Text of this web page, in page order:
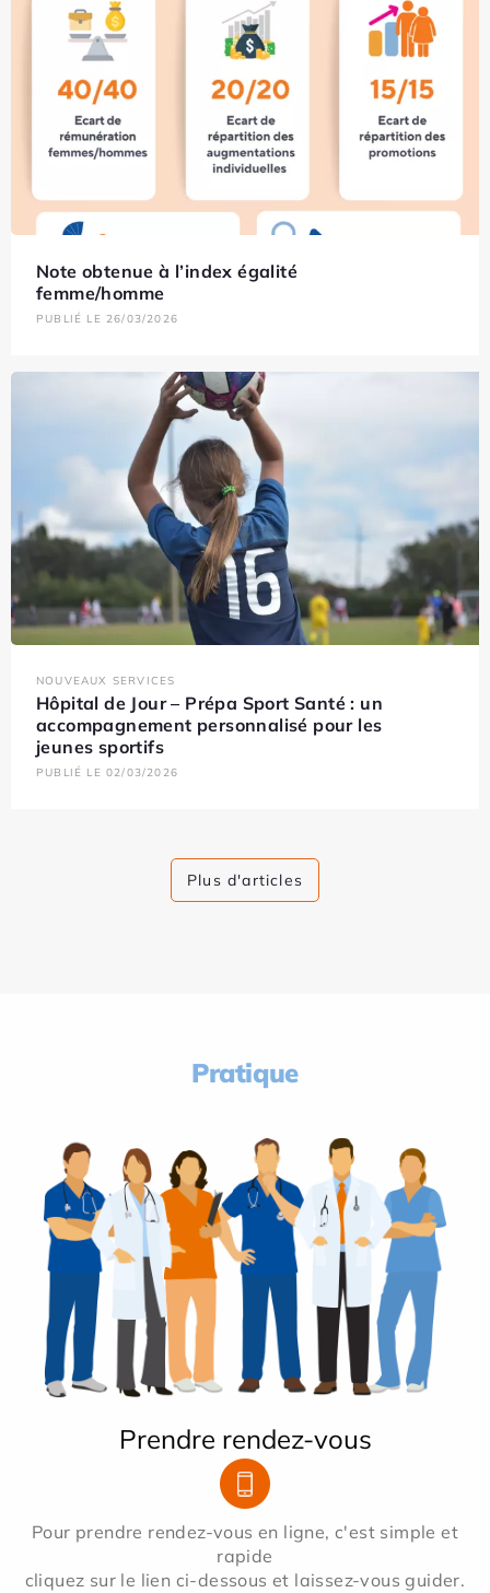
Note obtenue à l’index égalité
femme/homme
PUBLIÉ LE 26/03/2026
NOUVEAUX SERVICES
Hôpital de Jour – Prépa Sport Santé : un
accompagnement personnalisé pour les
jeunes sportifs
PUBLIÉ LE 02/03/2026
Plus d'articles
Pratique
Prendre rendez-vous
Pour prendre rendez-vous en ligne, c'est simple et
rapide
cliquez sur le lien ci-dessous et laissez-vous guider.